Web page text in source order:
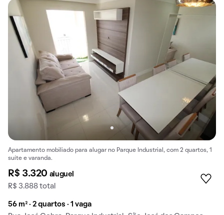
Apartamento mobiliado para alugar no Parque Industrial, com 2 quartos, 1
suíte e varanda.
R$ 3.320 aluguel
R$ 3.888 total
56 m² · 2 quartos · 1 vaga